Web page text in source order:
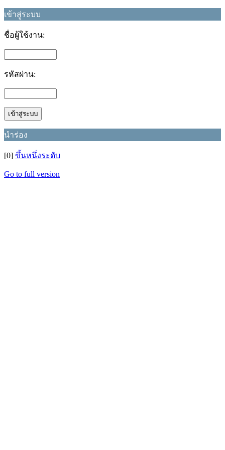
เข้าสู่ระบบ
ชื่อผู้ใช้งาน:
รหัสผ่าน:
นำร่อง
[0] ขึ้นหนึ่งระดับ
Go to full version